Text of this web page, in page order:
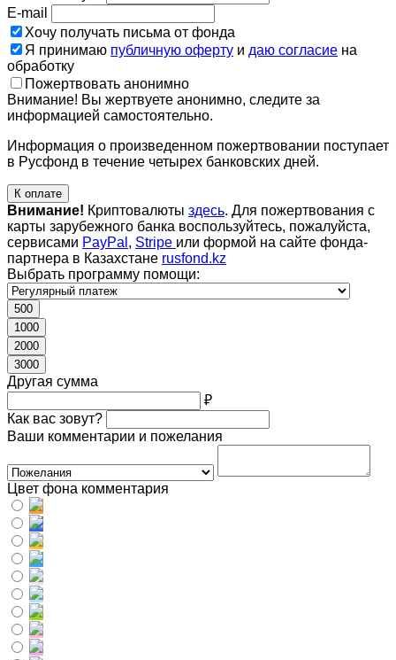
E-mail
Хочу получать письма от фонда
Я принимаю публичную оферту и даю согласие на
обработку
Пожертвовать анонимно
Внимание! Вы жертвуете анонимно, следите за
информацией самостоятельно.
Информация о произведенном пожертвовании поступает
в Русфонд в течение четырех банковских дней.
К оплате
Внимание! Криптовалюты здесь. Для пожертвования с
карты зарубежного банка воспользуйтесь, пожалуйста,
сервисами PayPal , Stripe или формой на сайте фонда-
партнера в Казахстане rusfond.kz
Выбрать программу помощи:
500
1000
2000
3000
Другая сумма
₽
Как вас зовут?
Ваши комментарии и пожелания
Цвет фона комментария